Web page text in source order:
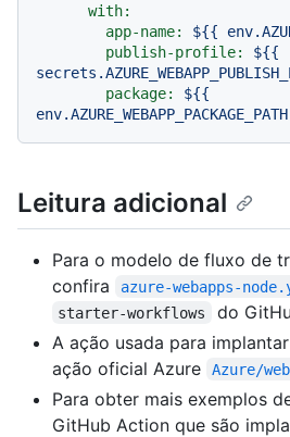
with:
app-name:
${{
publish-profile:
${{
package:
${{
env.AZURE_WEBAPP_PACKAGE_PATH
Leitura adicional
Para o modelo de fluxo de
confira
azure-webapps-
starter-workflows
do
A ação usada para
ação oficial Azure
Azure/
Para obter mais exemplos
GitHub Action que são